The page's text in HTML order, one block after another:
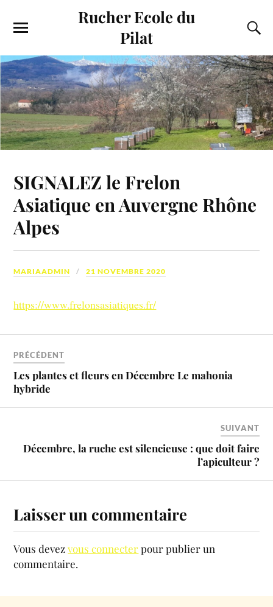
Rucher Ecole du
Pilat
SIGNALEZ le Frelon
Asiatique en Auvergne Rhône
Alpes
MARIAADMIN 21 NOVEMBRE 2020
https://www.frelonsasiatiques.fr/
PRÉCÉDENT
Les plantes et fleurs en Décembre Le mahonia
hybride
SUIVANT
Décembre, la ruche est silencieuse : que doit faire
l’apiculteur ?
Laisser un commentaire
Vous devezvous connecterpour publier un
commentaire.